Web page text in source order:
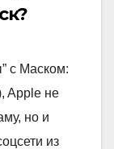
с Маском:
Apple не
но и
из